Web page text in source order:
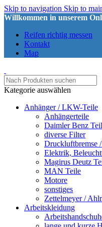
Skip to navigation Skip to
Willkommen in unserem
Reifen richtig messen
Kontakt
Map
Kategorie auswählen
Anhänger / LKW-Teile
Anhängerteile
Daimler Benz
diverse Filter
Druckluftbremse
Elektrik,
Magirus Deutz
MAN Teile
Motore
sonstiges
Zettelmeyer /
Arbeitskleidung